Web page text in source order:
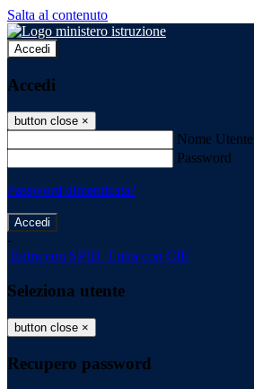
Salta al contenuto
Accedi
Accedi
button close ×
Nome Utente
Password
Password dimenticata?
-
Entra con SPID Entra con CIE
Seleziona utente
button close ×
Recupero password